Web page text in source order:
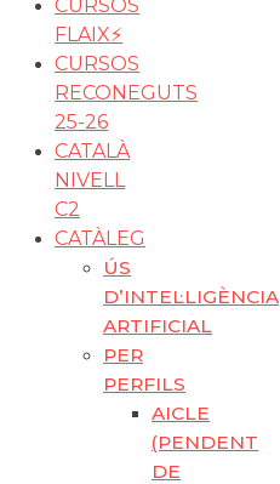
CURSOS
FLAIX⚡️
CURSOS
RECONEGUTS
25-26
CATALÀ
NIVELL
C2
CATÀLEG
ÚS
D’INTEL·LIGÈNCIA
ARTIFICIAL
PER
PERFILS
AICLE
(PENDENT
DE